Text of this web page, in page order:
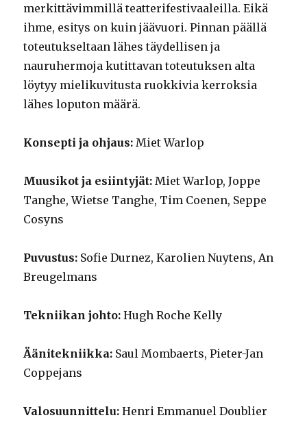
merkittävimmillä teatterifestivaaleilla. Eikä
ihme, esitys on kuin jäävuori. Pinnan päällä
toteutukseltaan lähes täydellisen ja
nauruhermoja kutittavan toteutuksen alta
löytyy mielikuvitusta ruokkivia kerroksia
lähes loputon määrä.
Konsepti ja ohjaus: Miet Warlop
Muusikot ja esiintyjät: Miet Warlop, Joppe
Tanghe, Wietse Tanghe, Tim Coenen, Seppe
Cosyns
Puvustus: Sofie Durnez, Karolien Nuytens, An
Breugelmans
Tekniikan johto:Hugh Roche Kelly
Äänitekniikka: Saul Mombaerts, Pieter-Jan
Coppejans
Valosuunnittelu:Henri Emmanuel Doublier